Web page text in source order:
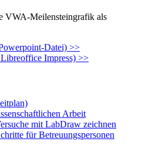
VWA-Meilensteingrafik als
Datei) >>
Impress) >>
Arbeit
mit LabDraw zeichnen
für Betreuungspersonen